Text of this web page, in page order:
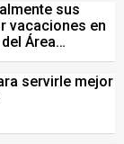
sus
vacaciones en
Área
servirle mejor